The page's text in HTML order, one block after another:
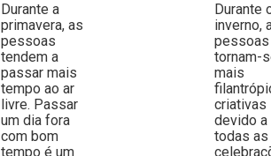
Durante a
primavera, as
pessoas
tendem a
passar mais
tempo ao ar
livre. Passar
um dia fora
com bom
tempo é um
Durante
inverno,
pessoas
tornam-
mais
criativas
devido a
todas as